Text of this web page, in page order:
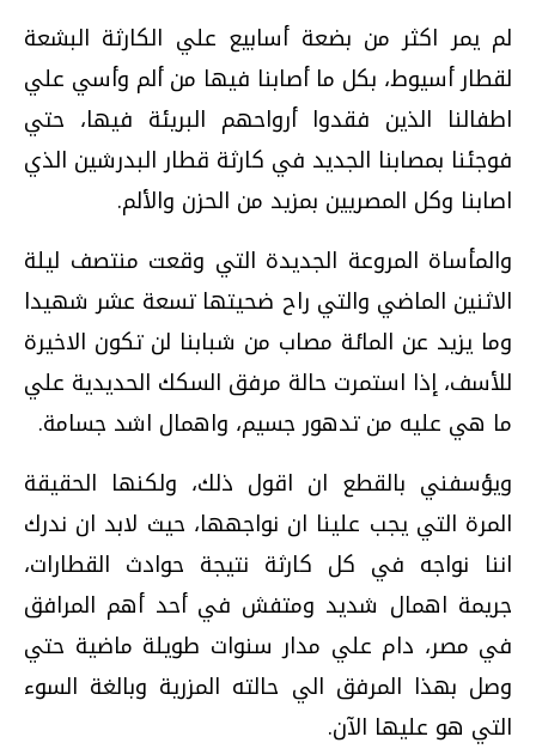
لم يمر اكثر من بضعة أسابيع علي الكارثة البشعة
لقطار أسيوط،‮ ‬بكل ما أصابنا فيها من ألم وأسي علي
اطفالنا الذين فقدوا أرواحهم البريئة فيها،‮ ‬حتي
فوجئنا بمصابنا الجديد في كارثة قطار البدرشين الذي
اصابنا وكل المصريين بمزيد من الحزن والألم‮.‬
والمأساة المروعة الجديدة التي وقعت منتصف ليلة
الاثنين الماضي والتي راح ضحيتها تسعة عشر شهيدا
وما يزيد عن المائة مصاب من شبابنا لن تكون الاخيرة
للأسف،‮ ‬إذا استمرت حالة مرفق السكك الحديدية علي
ما هي عليه من تدهور جسيم،‮ ‬واهمال اشد جسامة‮.‬
ويؤسفني بالقطع ان اقول ذلك،‮ ‬ولكنها الحقيقة
المرة التي يجب علينا ان نواجهها،‮ ‬حيث لابد ان ندرك
اننا نواجه في كل كارثة نتيجة حوادث القطارات،‮
‬جريمة اهمال شديد ومتفش في أحد أهم المرافق
في مصر،‮ ‬دام علي مدار سنوات طويلة ماضية حتي
وصل بهذا المرفق الي حالته المزرية وبالغة السوء‮
‬التي هو عليها الآن‮.‬